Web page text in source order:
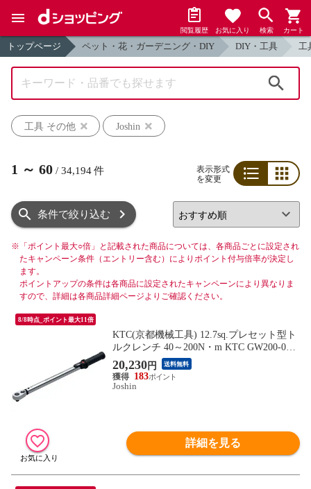
閲覧履歴 お気に入り 検索 カート
トップページ ペット・花・ガーデニング・DIY DIY・工具 工
工具 その他
Joshin
1 ～ 60 / 34,194件
表示形式
を変更
条件で絞り込む
※ 「ポイント最大○倍」と記載された商品については、各商品ごとに設定され
たキャンペーン条件（エントリー含む）によりポイント付与倍率が決定し
ます。
ポイントアップの条件は各商品に設定されたキャンペーンにより異なりま
すので、詳細は各商品詳細ページよりご確認ください。
8/8時点_ポイント最大11倍
KTC(京都機械工具) 12.7sq.プレセット型ト
ルクレンチ 40～200N・m KTC GW200-04
【返品種別B】
20,230円 送料無料
183
Joshin
詳細を見る